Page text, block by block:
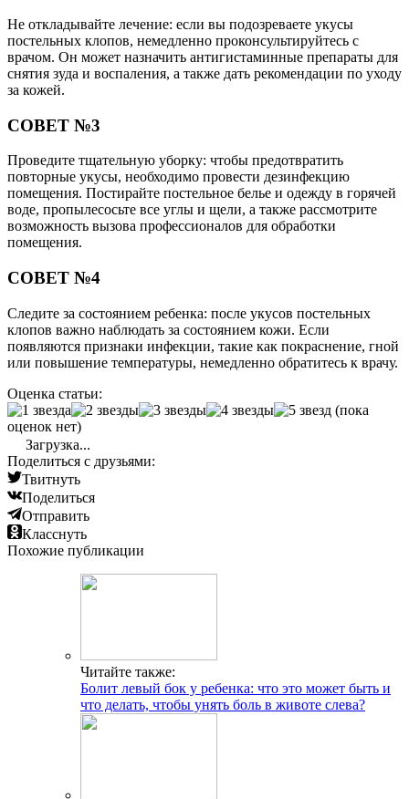
Не откладывайте лечение: если вы подозреваете укусы
постельных клопов, немедленно проконсультируйтесь с
врачом. Он может назначить антигистаминные препараты для
снятия зуда и воспаления, а также дать рекомендации по уходу
за кожей.
СОВЕТ №3
Проведите тщательную уборку: чтобы предотвратить
повторные укусы, необходимо провести дезинфекцию
помещения. Постирайте постельное белье и одежду в горячей
воде, пропылесосьте все углы и щели, а также рассмотрите
возможность вызова профессионалов для обработки
помещения.
СОВЕТ №4
Следите за состоянием ребенка: после укусов постельных
клопов важно наблюдать за состоянием кожи. Если
появляются признаки инфекции, такие как покраснение, гной
или повышение температуры, немедленно обратитесь к врачу.
Оценка статьи:
(пока
оценок нет)
Загрузка...
Поделиться с друзьями:
Твитнуть
Поделиться
Отправить
Класснуть
Похожие публикации
Читайте также:
Болит левый бок у ребенка: что это может быть и
что делать, чтобы унять боль в животе слева?